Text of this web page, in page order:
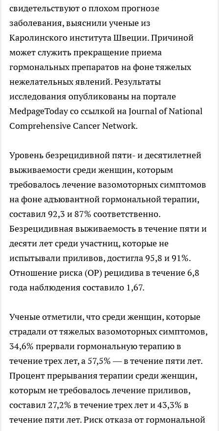
свидетельствуют о плохом прогнозе
заболевания, выяснили ученые из
Каролинского института Швеции. Причиной
может служить прекращение приема
гормональных препаратов на фоне тяжелых
нежелательных явлений. Результаты
исследования опубликованы на портале
MedpageToday со ссылкой на Journal of National
Comprehensive Cancer Network.
Уровень безрецидивной пяти- и десятилетней
выживаемости среди женщин, которым
требовалось лечение вазомоторных симптомов
на фоне адъювантной гормональной терапии,
составил 92,3 и 87% соответственно.
Безрецидивная выживаемость в течение пяти и
десяти лет среди участниц, которые не
испытывали приливов, достигла 95,8 и 91%.
Отношение риска (ОР) рецидива в течение 6,8
года наблюдения составило 1,67.
Ученые отметили, что среди женщин, которые
страдали от тяжелых вазомоторных симптомов,
34,6% прервали гормональную терапию в
течение трех лет, а 57,5% — в течение пяти лет.
Процент прерывания терапии среди женщин,
которым не требовалось лечение приливов,
составил 27,2% в течение трех лет и 43,3% в
течение пяти лет. Риск отказа от гормональной